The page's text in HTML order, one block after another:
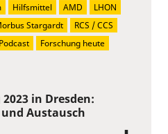
in Dresden:
Austausch
Hilfsmittel AMD
LHON
Stargardt
RCS / CCS
Podcast
Forschung heute